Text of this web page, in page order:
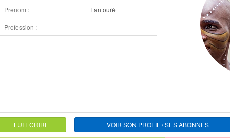
Prenom :
Fantouré
Profession :
LUI ECRIRE VOIR SON PROFIL / SES ABONNES